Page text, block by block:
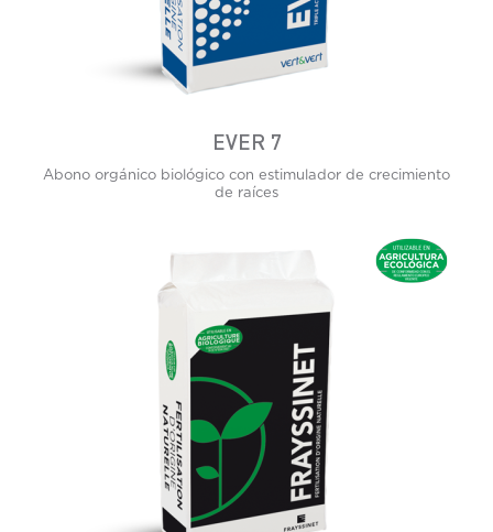
EVER 7
Abono orgánico biológico con estimulador de crecimiento
de raíces